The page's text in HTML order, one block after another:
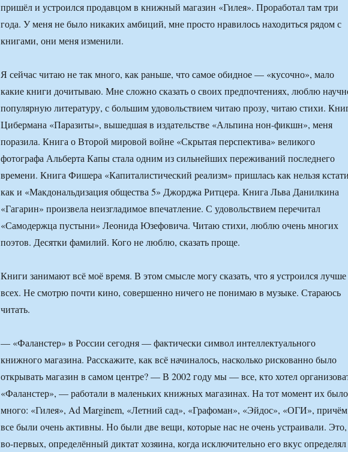
пришёл и устроился продавцом в книжный магазин «Гилея». Проработал там три
года. У меня не было никаких амбиций, мне просто нравилось находиться рядом с
книгами, они меня изменили.
Я сейчас читаю не так много, как раньше, что самое обидное — «кусочно», мало
какие книги дочитываю. Мне сложно сказать о своих предпочтениях, люблю
популярную литературу, с большим удовольствием читаю прозу, читаю стихи.
Цибермана «Паразиты», вышедшая в издательстве «Альпина нон-фикшн», меня
поразила. Книга о Второй мировой войне «Скрытая перспектива» великого
фотографа Альберта Капы стала одним из сильнейших переживаний последнего
времени. Книга Фишера «Капиталистический реализм» пришлась как нельзя
как и «Макдональдизация общества 5» Джорджа Ритцера. Книга Льва Данилкина
«Гагарин» произвела неизгладимое впечатление. С удовольствием перечитал
«Самодержца пустыни» Леонида Юзефовича. Читаю стихи, люблю очень многих
поэтов. Десятки фамилий. Кого не люблю, сказать проще.
Книги занимают всё моё время. В этом смысле могу сказать, что я устроился лучше
всех. Не смотрю почти кино, совершенно ничего не понимаю в музыке. Стараюсь
читать.
— «Фаланстер» в России сегодня — фактически символ интеллектуального
книжного магазина. Расскажите, как всё начиналось, насколько рискованно было
открывать магазин в самом центре? — В 2002 году мы — все, кто хотел
«Фаланстер», — работали в маленьких книжных магазинах. На тот момент их было
много: «Гилея», Ad Marginem, «Летний сад», «Графоман», «Эйдос», «ОГИ», причём
все были очень активны. Но были две вещи, которые нас не очень устраивали. Это,
во-первых, определённый диктат хозяина, когда исключительно его вкус определял